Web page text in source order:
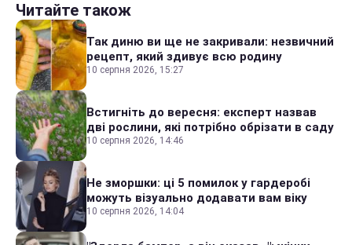
Читайте також
Так диню ви ще не закривали: незвичний
рецепт, який здивує всю родину
10 серпня 2026, 15:27
Встигніть до вересня: експерт назвав
дві рослини, які потрібно обрізати в саду
10 серпня 2026, 14:46
Не зморшки: ці 5 помилок у гардеробі
можуть візуально додавати вам віку
10 серпня 2026, 14:04